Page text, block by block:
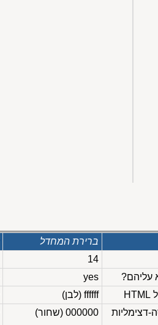
ברירת המחדל
14
עליהם? yes
ffffff (לבן)
בקוד 6 ספרות הקסה-דצימליות
000000 (שחור)